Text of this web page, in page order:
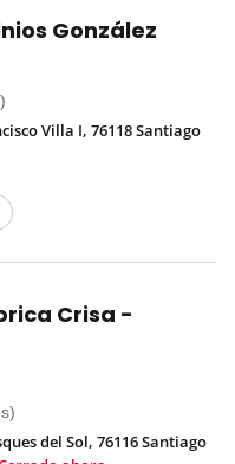
González
Villa I, 76118 Santiago
Crisa -
del Sol, 76116 Santiago